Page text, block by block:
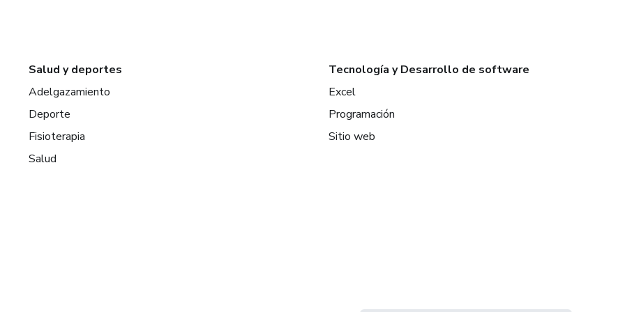
Salud y deportes
Adelgazamiento
Deporte
Fisioterapia
Salud
Tecnología y Desarrollo de software
Excel
Programación
Sitio web